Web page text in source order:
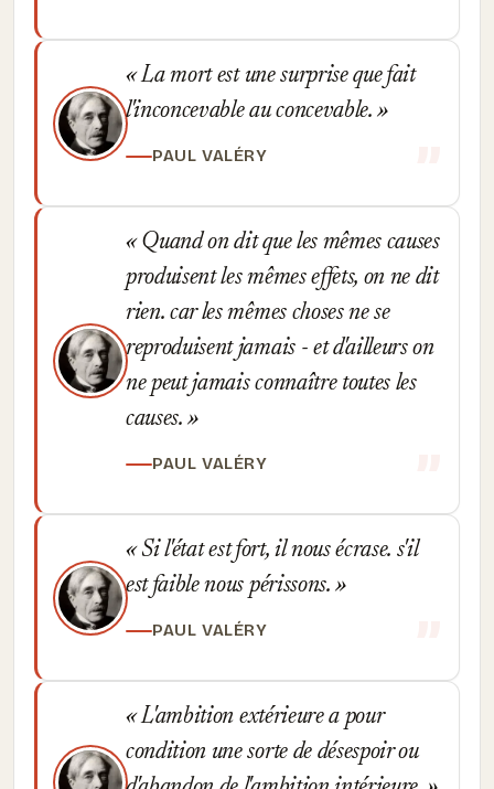
La mort est une surprise que fait
l'inconcevable au concevable.
PAUL VALÉRY
Quand on dit que les mêmes causes
produisent les mêmes effets, on ne dit
rien. car les mêmes choses ne se
reproduisent jamais - et d'ailleurs on
ne peut jamais connaître toutes les
causes.
PAUL VALÉRY
Si l'état est fort, il nous écrase. s'il
est faible nous périssons.
PAUL VALÉRY
L'ambition extérieure a pour
condition une sorte de désespoir ou